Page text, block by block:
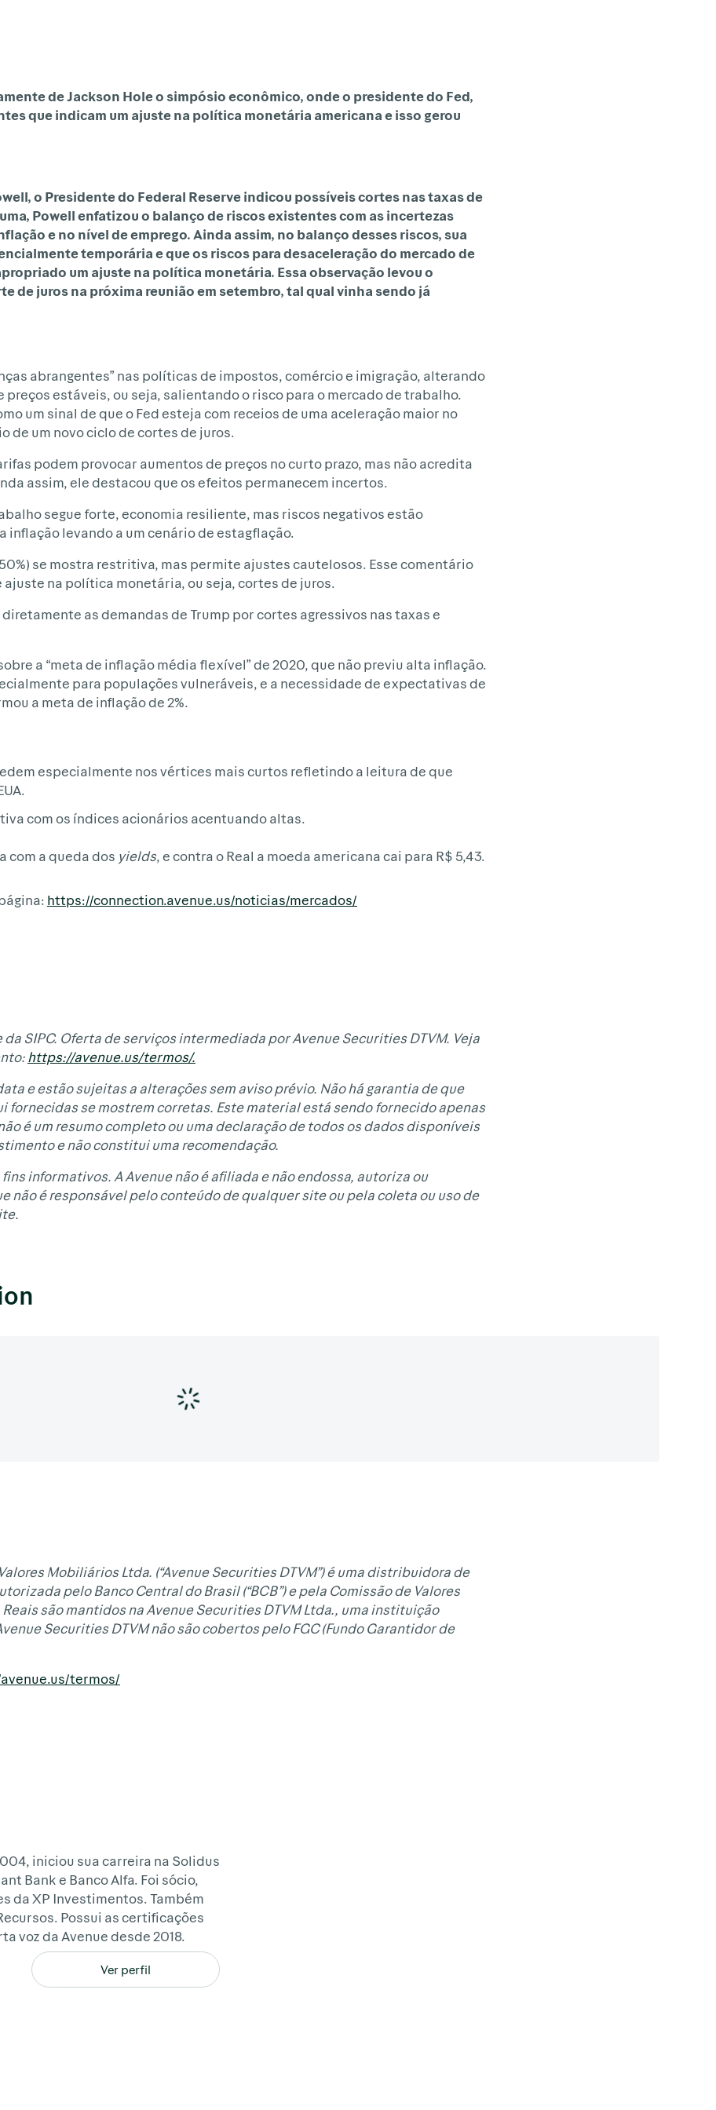
de Jackson Hole o simpósio econômico, onde o presidente do Fed,
que indicam um ajuste na política monetária americana e isso gerou
o Presidentedo Federal Reserveindicou possíveiscortesnastaxasde
Powell enfatizou o balanço de riscos existentes com as incertezas
e no nível de emprego. Ainda assim, no balanço desses riscos, sua
temporária e que os riscos para desaceleração do mercado de
um ajuste na política monetária. Essa observação levou o
de juros na próxima reunião em setembro, tal qual vinha sendo já
abrangentes” nas políticas de impostos, comércio e imigração, alterando
estáveis, ou seja, salientando o risco para o mercado de trabalho.
um sinal de que o Fed esteja com receios de uma aceleração maior no
de um novo ciclo de cortes de juros.
podem provocar aumentos de preços no curto prazo, mas não acredita
assim, ele destacou que os efeitos permanecem incertos.
segue forte, economia resiliente, mas riscos negativos estão
levando a um cenário de estagflação.
se mostra restritiva, mas permite ajustes cautelosos. Esse comentário
na política monetária, ou seja, cortes de juros.
as demandas de Trump por cortes agressivos nas taxas e
a “meta de inflação média flexível” de 2020, que não previu alta inflação.
para populações vulneráveis, e a necessidade de expectativas de
a meta de inflação de 2%.
especialmente nos vértices mais curtos refletindo a leitura de que
com os índices acionários acentuando altas.
com a queda dos yields, e contra o Real a moeda americana cai para R$ 5,43.
https://connection.avenue.us/noticias/mercados/
da SIPC. Oferta de serviços intermediada por Avenue Securities DTVM. Veja
https://avenue.us/termos/.
e estão sujeitas a alterações sem aviso prévio. Não há garantia de que
fornecidas se mostrem corretas. Este material está sendo fornecido apenas
é um resumo completo ou uma declaração de todos os dados disponíveis
e não constitui uma recomendação.
informativos. A Avenue não é afiliada e não endossa, autoriza ou
não é responsável pelo conteúdo de qualquer site ou pela coleta ou uso de
Mobiliários Ltda. (“Avenue Securities DTVM”) é uma distribuidora de
pelo Banco Central do Brasil (“BCB”) e pela Comissão de Valores
são mantidos na Avenue Securities DTVM Ltda., uma instituição
Securities DTVM não são cobertos pelo FGC (Fundo Garantidor de
termos/
iniciou sua carreira na Solidus
Bank e Banco Alfa. Foi sócio,
da XP Investimentos. Também
Possui as certificações
voz da Avenue desde 2018.
Ver perfil